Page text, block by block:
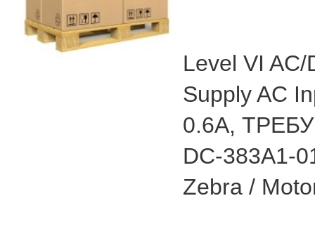
Level VI AC/
Supply AC
0.6A,
DC-383A1-
Zebra /